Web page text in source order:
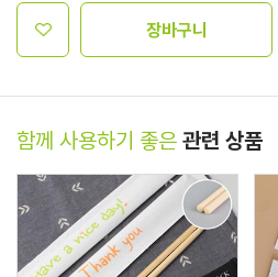
장바구니
함께 사용하기 좋은 관련 상품